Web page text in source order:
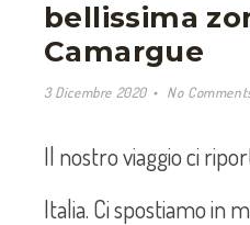
bellissima
Camargue
3 Dicembre 2020 No
Il nostro viaggio ci
Italia. Ci spostiamo in